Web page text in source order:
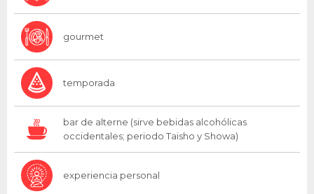
gourmet
temporada
bar de alterne (sirve bebidas alcohólicas
occidentales; periodo Taisho y Showa)
experiencia personal